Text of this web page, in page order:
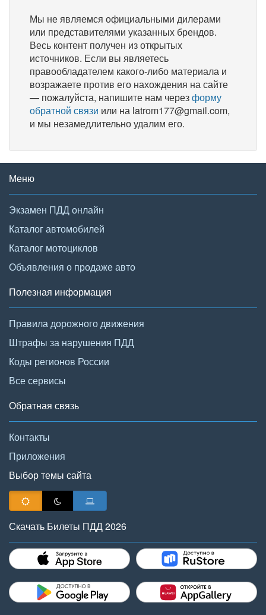
Мы не являемся официальными дилерами
или представителями указанных брендов.
Весь контент получен из открытых
источников. Если вы являетесь
правообладателем какого-либо материала и
возражаете против его нахождения на сайте
— пожалуйста, напишите нам черезформу
обратной связи или на latrom177@gmail.com,
и мы незамедлительно удалим его.
Меню
Экзамен ПДД онлайн
Каталог автомобилей
Каталог мотоциклов
Объявления о продаже авто
Полезная информация
Правила дорожного движения
Штрафы за нарушения ПДД
Коды регионов России
Все сервисы
Обратная связь
Контакты
Приложения
Выбор темы сайта
Скачать Билеты ПДД 2026